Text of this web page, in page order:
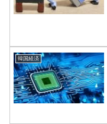
韓国経済